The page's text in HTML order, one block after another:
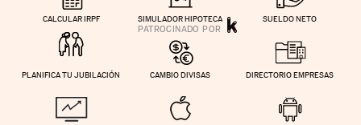
CALCULAR IRPF SIMULADOR HIPOTECA SUELDO NETO
PLANIFICA TU JUBILACIÓN CAMBIO DIVISAS DIRECTORIO EMPRESAS